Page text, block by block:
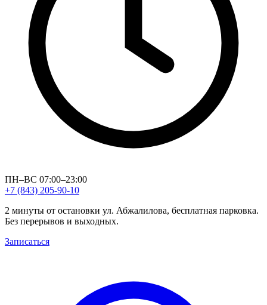
ПН–ВС 07:00–23:00
+7 (843) 205-90-10
2 минуты от остановки ул. Абжалилова, бесплатная парковка.
Без перерывов и выходных.
Записаться